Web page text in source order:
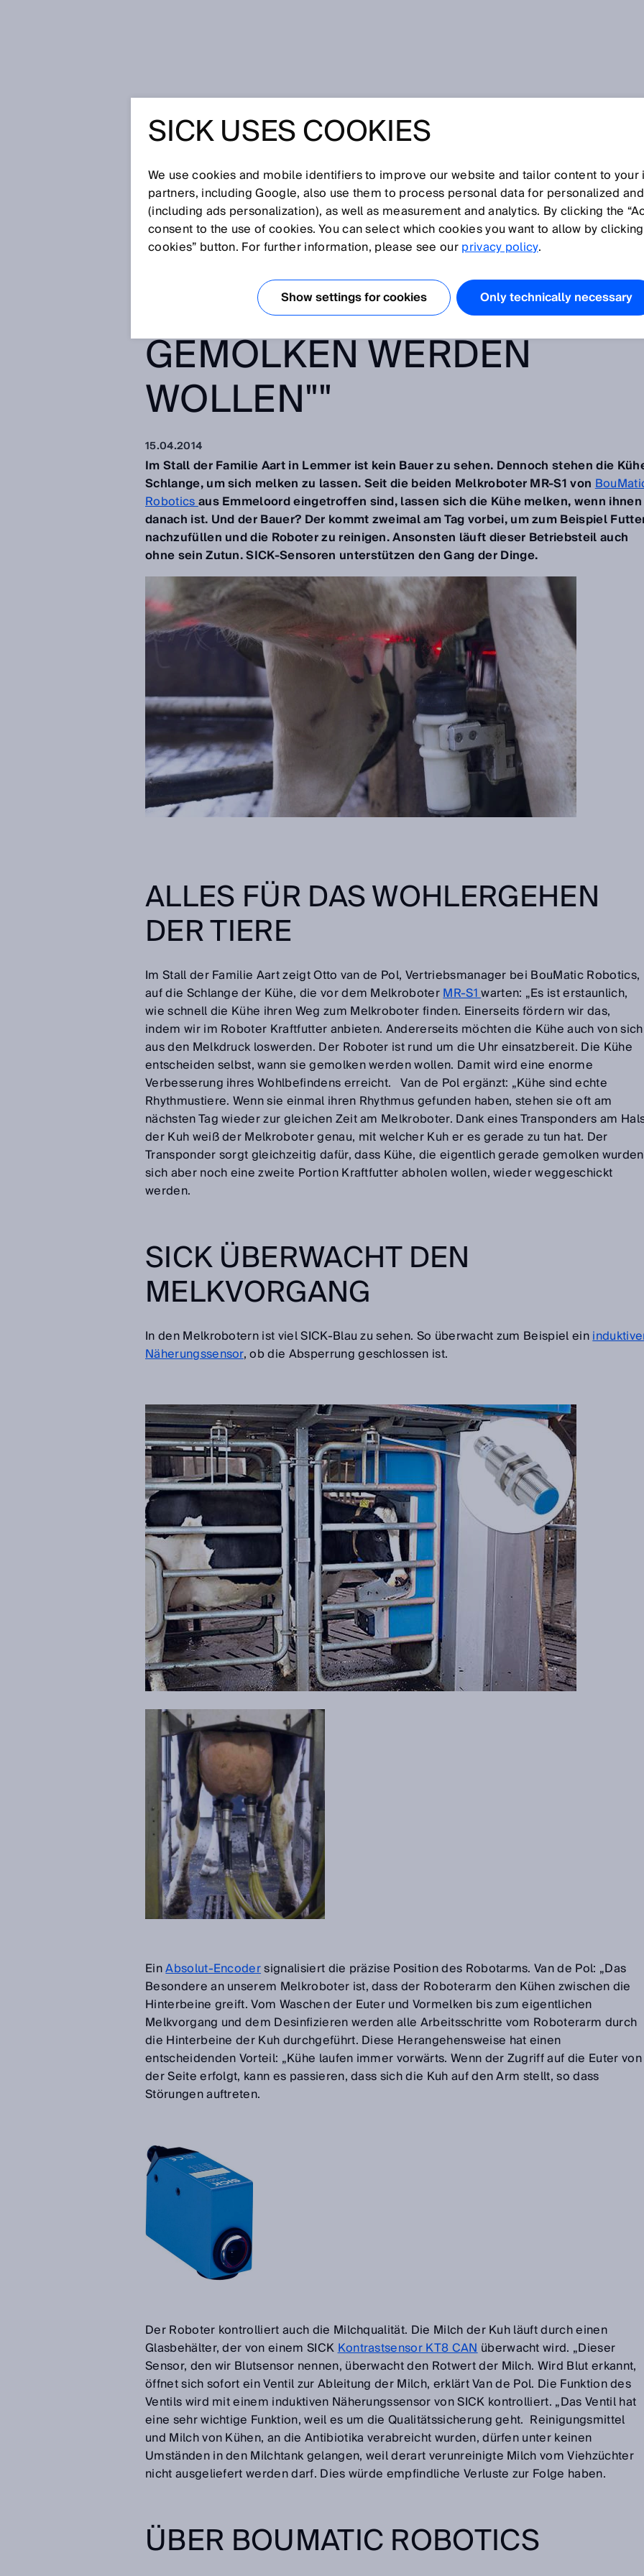
BouMatic-Melkroboter mit Sensoren von SICK: ""Die Kühe entscheiden selbst, wann sie gemolken
werden wollen""
BOUMATIC-MELKROBOTER
MIT SENSOREN VON SICK:
""DIE KÜHE ENTSCHEIDEN
SELBST, WANN SIE
GEMOLKEN WERDEN
WOLLEN""
15.04.2014
Im Stall der Familie Aart in Lemmer ist kein Bauer zu sehen. Dennoch stehen die
Schlange, um sich melken zu lassen. Seit die beiden Melkroboter MR-S1 von
Roboticsaus Emmeloord eingetroffen sind, lassen sich die Kühe melken, wenn ihnen
danach ist. Und der Bauer? Der kommt zweimal am Tag vorbei, um zum Beispiel
nachzufüllen und die Roboter zu reinigen. Ansonsten läuft dieser Betriebsteil auch
ohne sein Zutun. SICK-Sensoren unterstützen den Gang der Dinge.
ALLES FÜR DAS WOHLERGEHEN
DER TIERE
Im Stall der Familie Aart zeigt Otto van de Pol, Vertriebsmanager bei BouMatic Robotics,
auf die Schlange der Kühe, die vor dem MelkroboterMR-S1warten: „Es ist erstaunlich,
wie schnell die Kühe ihren Weg zum Melkroboter finden. Einerseits fördern wir das,
indem wir im Roboter Kraftfutter anbieten. Andererseits möchten die Kühe auch von sich
aus den Melkdruck loswerden. Der Roboter ist rund um die Uhr einsatzbereit. Die Kühe
entscheiden selbst, wann sie gemolken werden wollen. Damit wird eine enorme
Verbesserung ihres Wohlbefindens erreicht. Van de Pol ergänzt: „Kühe sind echte
Rhythmustiere. Wenn sie einmal ihren Rhythmus gefunden haben, stehen sie oft am
nächsten Tag wieder zur gleichen Zeit am Melkroboter. Dank eines Transponders am
der Kuh weiß der Melkroboter genau, mit welcher Kuh er es gerade zu tun hat. Der
Transponder sorgt gleichzeitig dafür, dass Kühe, die eigentlich gerade gemolken
sich aber noch eine zweite Portion Kraftfutter abholen wollen, wieder weggeschickt
werden.
SICK ÜBERWACHT DEN
MELKVORGANG
In den Melkrobotern ist viel SICK-Blau zu sehen. So überwacht zum Beispiel ein
Näherungssensor, ob die Absperrung geschlossen ist.
EinAbsolut-Encodersignalisiert die präzise Position des Robotarms. Van de Pol: „Das
Besondere an unserem Melkroboter ist, dass der Roboterarm den Kühen zwischen die
Hinterbeine greift. Vom Waschen der Euter und Vormelken bis zum eigentlichen
Melkvorgang und dem Desinfizieren werden alle Arbeitsschritte vom Roboterarm durch
die Hinterbeine der Kuh durchgeführt. Diese Herangehensweise hat einen
entscheidenden Vorteil: „Kühe laufen immer vorwärts. Wenn der Zugriff auf die Euter von
der Seite erfolgt, kann es passieren, dass sich die Kuh auf den Arm stellt, so dass
Störungen auftreten.
Der Roboter kontrolliert auch die Milchqualität. Die Milch der Kuh läuft durch einen
Glasbehälter, der von einem SICKKontrastsensor KT8 CANüberwacht wird. „Dieser
Sensor, den wir Blutsensor nennen, überwacht den Rotwert der Milch. Wird Blut erkannt,
öffnet sich sofort ein Ventil zur Ableitung der Milch, erklärt Van de Pol. Die Funktion des
Ventils wird mit einem induktiven Näherungssensor von SICK kontrolliert. „Das Ventil hat
eine sehr wichtige Funktion, weil es um die Qualitätssicherung geht. Reinigungsmittel
und Milch von Kühen, an die Antibiotika verabreicht wurden, dürfen unter keinen
Umständen in den Milchtank gelangen, weil derart verunreinigte Milch vom Viehzüchter
nicht ausgeliefert werden darf. Dies würde empfindliche Verluste zur Folge haben.
ÜBER BOUMATIC ROBOTICS
SICK USES COOKIES
We use cookies and mobile identifiers to improve our website and tailor content to
partners, including Google, also use them to process personal data for personalized
(including ads personalization), as well as measurement and analytics. By clicking the
consent to the use of cookies. You can select which cookies you want to allow by
cookies” button. For further information, please see ourprivacy policy.
Show settings for cookies Only technically necessary